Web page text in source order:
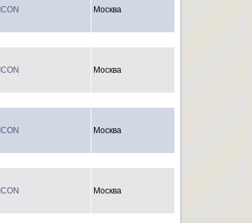
ICON Москва
ICON Москва
ICON Москва
ICON Москва